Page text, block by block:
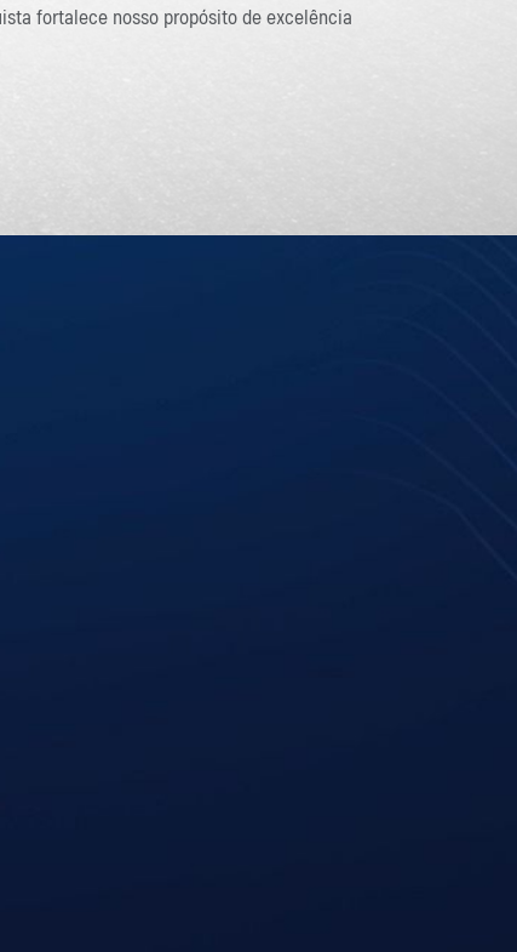
fortalece nosso propósito de excelência